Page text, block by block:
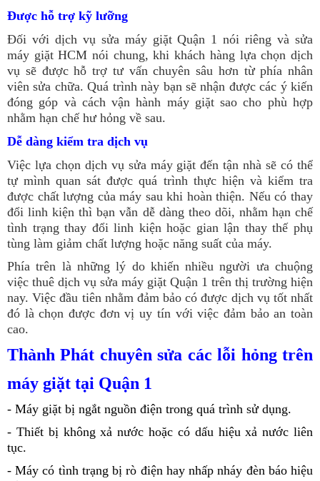
Được hỗ trợ kỹ lưỡng
Đối với dịch vụ sửa máy giặt Quận 1 nói riêng và sửa
máy giặt HCM nói chung, khi khách hàng lựa chọn dịch
vụ sẽ được hỗ trợ tư vấn chuyên sâu hơn từ phía nhân
viên sửa chữa. Quá trình này bạn sẽ nhận được các ý kiến
đóng góp và cách vận hành máy giặt sao cho phù hợp
nhằm hạn chế hư hỏng về sau.
Dễ dàng kiểm tra dịch vụ
Việc lựa chọn dịch vụ sửa máy giặt đến tận nhà sẽ có thể
tự mình quan sát được quá trình thực hiện và kiểm tra
được chất lượng của máy sau khi hoàn thiện. Nếu có thay
đổi linh kiện thì bạn vẫn dễ dàng theo dõi, nhằm hạn chế
tình trạng thay đổi linh kiện hoặc gian lận thay thế phụ
tùng làm giảm chất lượng hoặc năng suất của máy.
Phía trên là những lý do khiến nhiều người ưa chuộng
việc thuê dịch vụ sửa máy giặt Quận 1 trên thị trường hiện
nay. Việc đầu tiên nhằm đảm bảo có được dịch vụ tốt nhất
đó là chọn được đơn vị uy tín với việc đảm bảo an toàn
cao.
Thành Phát chuyên sửa các lỗi hỏng trên
máy giặt tại Quận 1
- Máy giặt bị ngắt nguồn điện trong quá trình sử dụng.
- Thiết bị không xả nước hoặc có dấu hiệu xả nước liên
tục.
- Máy có tình trạng bị rò điện hay nhấp nháy đèn báo hiệu